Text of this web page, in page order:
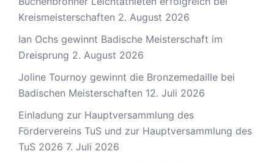
Kreismeisterschaften 2. August 2026
Ian Ochs gewinnt Badische Meisterschaft im
Dreisprung 2. August 2026
Joline Tournoy gewinnt die Bronzemedaille bei
Badischen Meisterschaften 12. Juli 2026
Einladung zur Hauptversammlung des
Fördervereins TuS und zur Hauptversammlung des
TuS 2026 7. Juli 2026